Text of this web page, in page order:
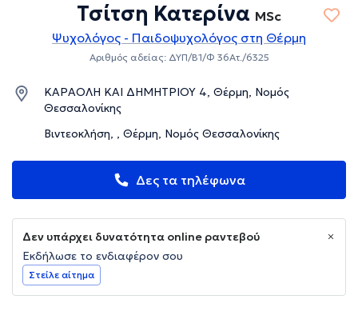
Τσίτση Κατερίνα MSc
Ψυχολόγος - Παιδοψυχολόγος στη Θέρμη
Αριθμός αδείας: ΔΥΠ/Β1/Φ 36Ατ./6325
ΚΑΡΑΟΛΗ ΚΑΙ ΔΗΜΗΤΡΙΟΥ 4, Θέρμη, Νομός
Θεσσαλονίκης
Βιντεοκλήση, , Θέρμη, Νομός Θεσσαλονίκης
Δες τα τηλέφωνα
Δεν υπάρχει δυνατότητα online ραντεβού
Εκδήλωσε το ενδιαφέρον σου
Στείλε αίτημα